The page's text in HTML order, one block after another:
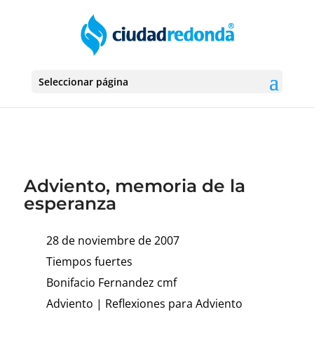
Seleccionar página
Adviento, memoria de la
esperanza
28 de noviembre de 2007
Tiempos fuertes
Bonifacio Fernandez cmf
Adviento | Reflexiones para Adviento